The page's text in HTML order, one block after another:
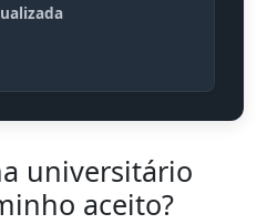
universitário
aceito?